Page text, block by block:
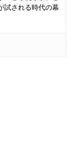
試される時代の幕